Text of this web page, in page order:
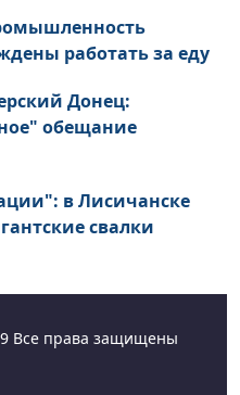
работать за еду
Донец:
обещание
в Лисичанске
свалки
Все права защищены